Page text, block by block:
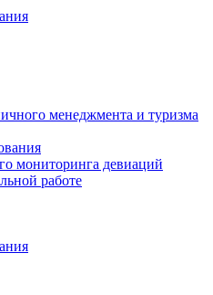
менеджмента и туризма
мониторинга девиаций
работе